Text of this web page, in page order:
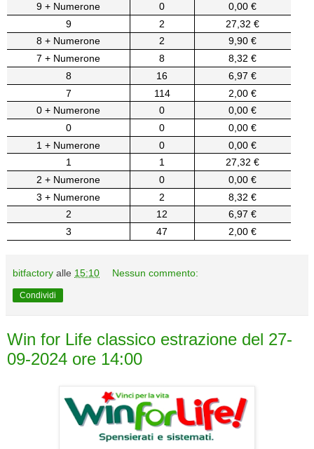
9 + Numerone
0
0,00 €
9
2
27,32 €
8 + Numerone
2
9,90 €
7 + Numerone
8
8,32 €
8
16
6,97 €
7
114
2,00 €
0 + Numerone
0
0,00 €
0
0
0,00 €
1 + Numerone
0
0,00 €
1
1
27,32 €
2 + Numerone
0
0,00 €
3 + Numerone
2
8,32 €
2
12
6,97 €
3
47 2,00 €
bitfactory alle 15:10 Nessun commento:
Condividi
Win for Life classico estrazione del 27-
09-2024 ore 14:00